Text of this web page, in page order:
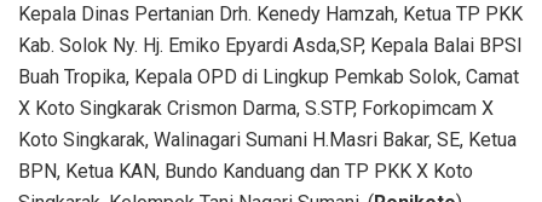
Kepala Dinas Pertanian Drh. Kenedy Hamzah, Ketua TP PKK
Kab. Solok Ny. Hj. Emiko Epyardi Asda,SP, Kepala Balai BPSI
Buah Tropika, Kepala OPD di Lingkup Pemkab Solok, Camat
X Koto Singkarak Crismon Darma, S.STP, Forkopimcam X
Koto Singkarak, Walinagari Sumani H.Masri Bakar, SE, Ketua
BPN, Ketua KAN, Bundo Kanduang dan TP PKK X Koto